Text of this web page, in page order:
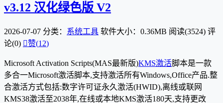
v3.12 汉化绿色版 V2
2026-07-07 分类： 系统工具 软件大小：0.36MB 阅读(3524) 评
论(0) 赞(12)
Microsoft Activation Scripts(MAS最新版)KMS激活脚本是一款
多合一Microsoft激活脚本,支持激活所有Windows,Office产品.整
合激活方式包括:数字许可证永久激活(HWID),离线或联网
KMS38激活至2038年,在线或本地KMS激活180天,支持更改